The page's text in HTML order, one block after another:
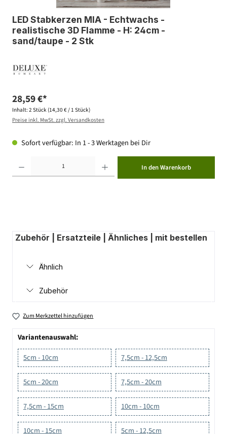
LED Stabkerzen MIA - Echtwachs -
realistische 3D Flamme - H: 24cm -
sand/taupe - 2 Stk
28,59 €*
Inhalt: 2 Stück (14,30 € / 1 Stück)
Preise inkl. MwSt. zzgl. Versandkosten
Sofort verfügbar: In 1 - 3 Werktagen bei Dir
In den Warenkorb
Zubehör | Ersatzteile | Ähnliches | mit bestellen
Ähnlich
Zubehör
Zum Merkzettel hinzufügen
Variantenauswahl:
5cm - 10cm
7,5cm - 12,5cm
5cm - 20cm 7,5cm - 20cm
7,5cm - 15cm 10cm - 10cm
10cm - 15cm 5cm - 12,5cm